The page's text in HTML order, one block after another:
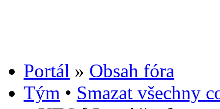
Portál » Obsah fóra
Tým • Smazat všechny